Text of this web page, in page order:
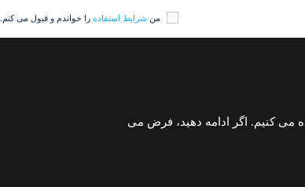
منشرایط استفاده را خواندم و قبول می کنم.
اعلامیه های حقوقی و سلب مسئولیت
کنیم. اگر ادامه دهید، فرض می